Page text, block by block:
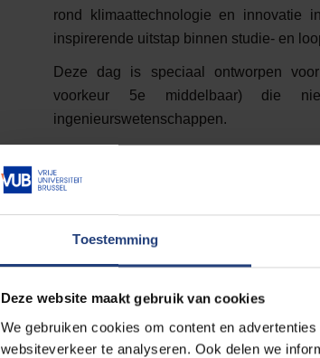
Toestemming
Deze website maakt gebruik van cookies
We gebruiken cookies om content en
websiteverkeer te analyseren. Ook delen we
rond klimaattechnologie en innovatie
inspirerende uitstap binnen studie- en
Deze dag is speciaal ontworpen
voorkeur 5e middelbaar) die
ingenieurswetenschappen.
Geen klassieke lesdag, maar
Duik met echte professoren in
⚡elektrische voertuigen en hun
offshore windenergie en slimme
Een inspirerende getuigenis over